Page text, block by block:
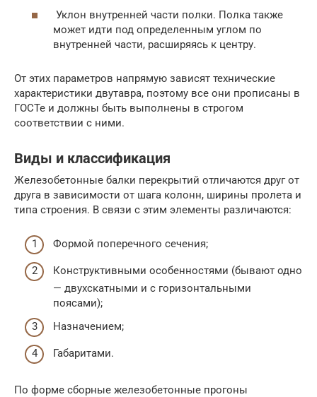
Уклон внутренней части полки. Полка также
может идти под определенным углом по
внутренней части, расширяясь к центру.
От этих параметров напрямую зависят технические
характеристики двутавра, поэтому все они прописаны в
ГОСТе и должны быть выполнены в строгом
соответствии с ними.
Виды и классификация
Железобетонные балки перекрытий отличаются друг от
друга в зависимости от шага колонн, ширины пролета и
типа строения. В связи с этим элементы различаются:
Формой поперечного сечения;
Конструктивными особенностями (бывают одно
— двухскатными и с горизонтальными
поясами);
Назначением;
Габаритами.
По форме сборные железобетонные прогоны